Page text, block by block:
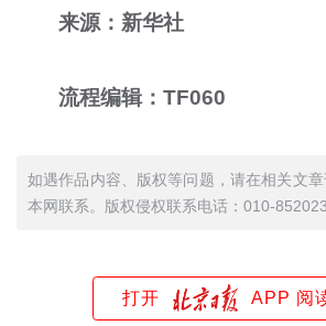
来源：新华社
流程编辑：TF060
如遇作品内容、版权等问题，请在相关文
本网联系。版权侵权联系电话：010-
打开 APP 阅